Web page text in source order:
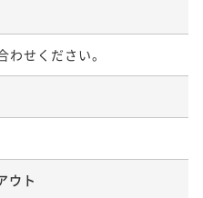
せください。
ウト